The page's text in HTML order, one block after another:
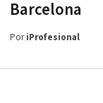
Barcelona
PoriProfesional